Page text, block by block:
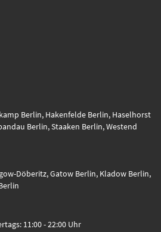
Berlin, Hakenfelde Berlin, Haselhorst
Berlin, Staaken Berlin, Westend
Döberitz, Gatow Berlin, Kladow Berlin,
11:00 - 22:00 Uhr